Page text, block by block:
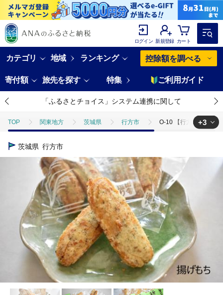
ログイン 新規登録 カート
カテゴリ 地域 ランキング 控除額を調べる
寄付額 旅先を探す 特集 ご利用ガイド
「ふるさとチョイス」システム連携に関して
TOP 関東地方 茨城県 行方市 O-10 【行方歳時記せ
TOP
パン・菓子類 和菓子 O-10 【行方歳時記せんべい】揚
パン・菓子類 和菓子 せんべい・おかき
+3
茨城県 行方市